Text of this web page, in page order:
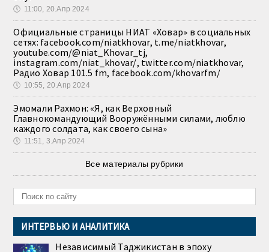
🕔 11:00, 20.Апр 2024
Официальные страницы НИАТ «Ховар» в социальных
сетях: facebook.com/niatkhovar, t.me/niatkhovar,
youtube.com/@niat_Khovar_tj,
instagram.com/niat_khovar/, twitter.com/niatkhovar,
Радио Ховар 101.5 fm, facebook.com/khovarfm/
🕔 10:55, 20.Апр 2024
Эмомали Рахмон: «Я, как Верховный
Главнокомандующий Вооружёнными силами, люблю
каждого солдата, как своего сына»
🕔 11:51, 3.Апр 2024
Все материалы рубрики
ИНТЕРВЬЮ И АНАЛИТИКА
Независимый Таджикистан в эпоху